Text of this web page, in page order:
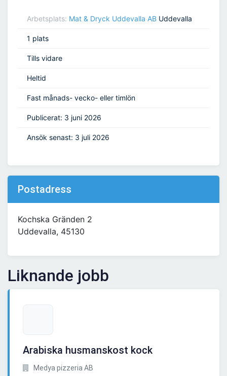
Arbetsplats: Mat & Dryck Uddevalla AB Uddevalla
1 plats
Tills vidare
Heltid
Fast månads- vecko- eller timlön
Publicerat: 3 juni 2026
Ansök senast: 3 juli 2026
Postadress
Kochska Gränden 2
Uddevalla, 45130
Liknande jobb
Arabiska husmanskost kock
Medya pizzeria AB